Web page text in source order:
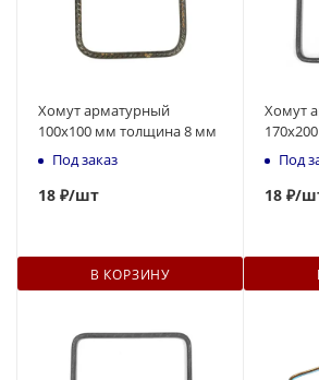
Хомут арматурный
100х100 мм толщина 8 мм
Под заказ
18 ₽/шт
В КОРЗИНУ
Хомут
Под
18 ₽/